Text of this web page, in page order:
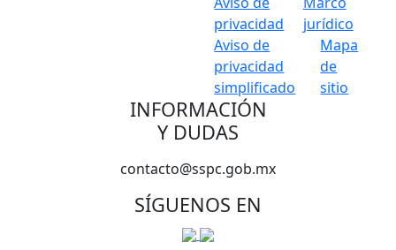
privacidad
jurídico
Aviso de
privacidad
simplificado
Mapa
de
sitio
INFORMACIÓN
Y DUDAS
contacto@sspc.gob.mx
SÍGUENOS EN